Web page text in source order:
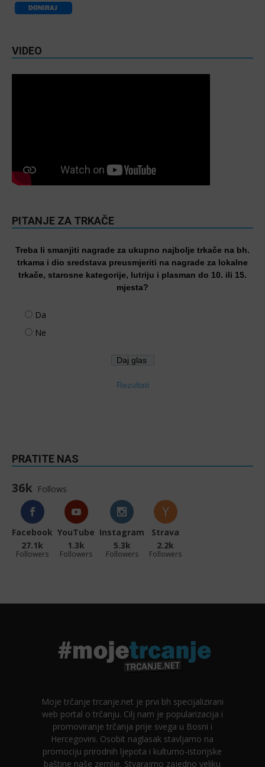
VIDEO
PITANJE ZA TRKAČE
Treba li smanjiti nagrade za ukupno najbolje trkače na bh.
trkama i dio sredstava preusmjeriti na nagrade za lokalne
trkače, starosne kategorije, lutriju i plasman do 10. ili 15.
mjesta?
Da
Ne
Rezultati
PRATITE NAS
36k Follows
Facebook
27.1k
Followers
YouTube
1.3k
Followers
Instagram
5.3k
Followers
Strava
2.2k
Followers
Moje trčanje trcanje.net je prvi bh specijalizirani
web portal o trčanju. Cilj nam je popularizacija i
promoviranje trčanja prije svega u Bosni i
Hercegovini. Osobit naglasak stavljamo na
promociju prirodnih ljepota i kulturno-istorijske
baštine naše zemlje. Stvarajmo zajedno veliku